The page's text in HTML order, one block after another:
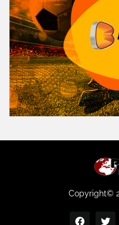
Copyright©